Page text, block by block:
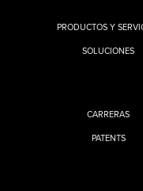
PRODUCTOS Y
SOLUCIONES
CARRERAS
PATENTS